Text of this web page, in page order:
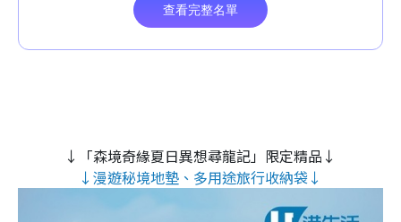
↓「森境奇緣夏日異想尋龍記」限定精品↓
↓漫遊秘境地墊、多用途旅行收納袋↓